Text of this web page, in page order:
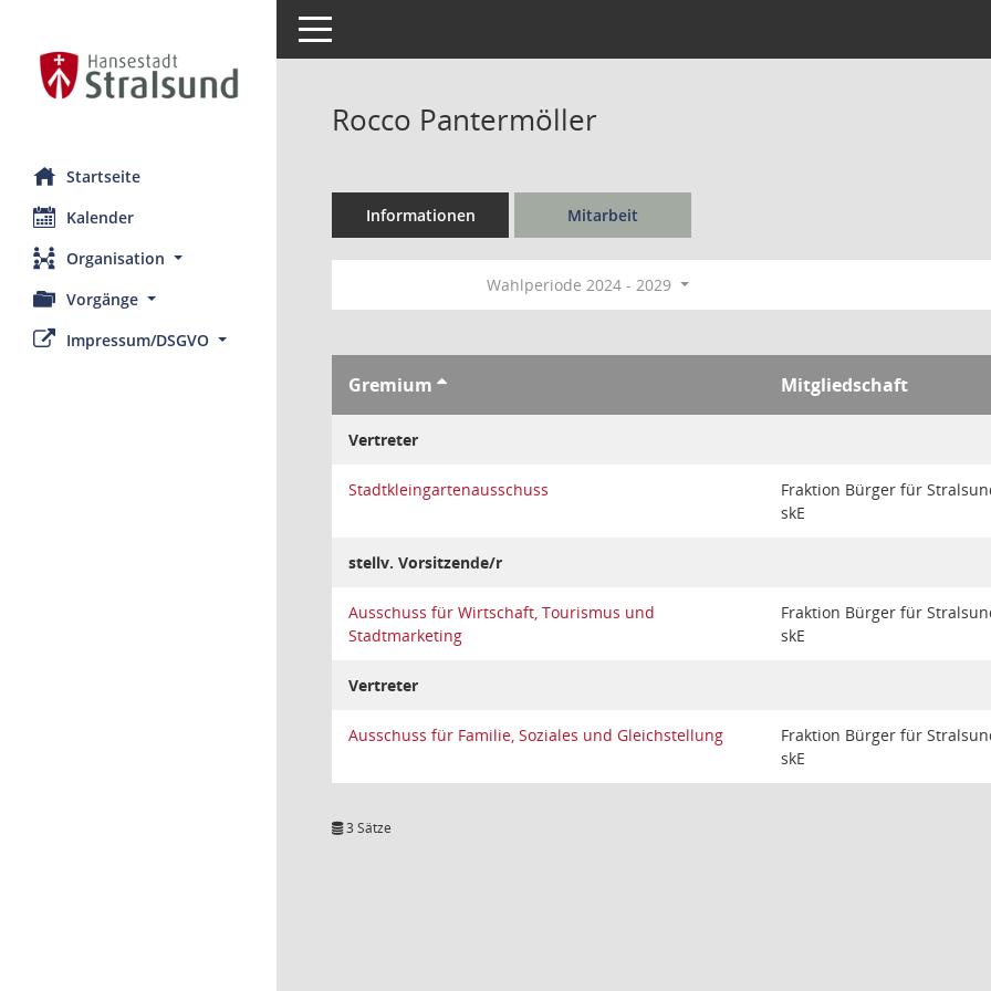
Startseite
Kalender
Organisation
Vorgänge
Impressum/DSGVO
Toggle navigation
Rocco Pantermöller
Informationen Mitarbeit
Wahlperiode 2024 - 2029
Gremium Mitgliedschaft
Vertreter
Stadtkleingartenausschuss
Fraktion Bürger für
skE
stellv. Vorsitzende/r
Ausschuss für Wirtschaft, Tourismus und
Stadtmarketing
Fraktion Bürger für
skE
Vertreter
Ausschuss für Familie, Soziales und Gleichstellung
Fraktion Bürger für
skE
3 Sätze